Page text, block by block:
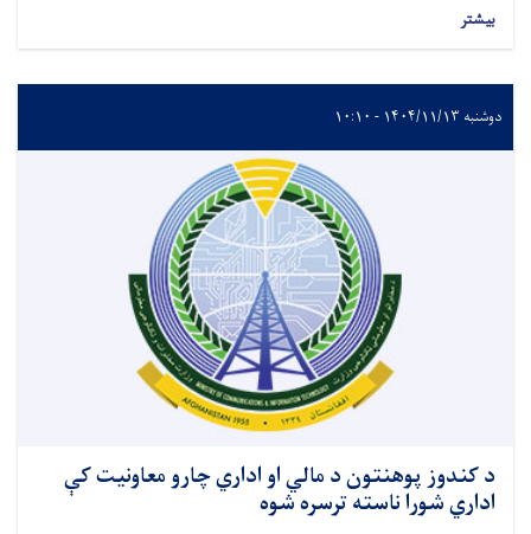
بیشتر
دوشنبه ۱۴۰۴/۱۱/۱۳ - ۱۰:۱۰
د کندوز پوهنتون د مالي او اداري چارو معاونیت کې
اداري شورا ناسته ترسره شوه